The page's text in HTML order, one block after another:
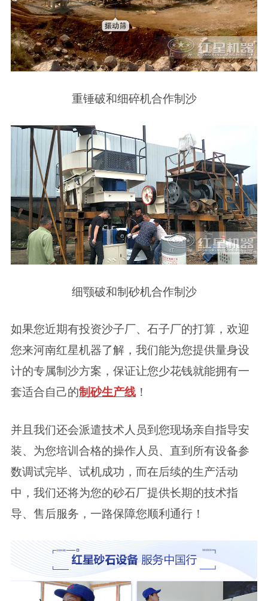
重锤破和细碎机合作制沙
细颚破和制砂机合作制沙
如果您近期有投资沙子厂、石子厂的打算，欢迎
您来河南红星机器了解，我们能为您提供量身设
计的专属制沙方案，保证让您少花钱就能拥有一
套适合自己的制砂生产线！
并且我们还会派遣技术人员到您现场亲自指导安
装、为您培训合格的操作人员、直到所有设备参
数调试完毕、试机成功，而在后续的生产活动
中，我们还将为您的砂石厂提供长期的技术指
导、售后服务，一路保障您顺利通行！